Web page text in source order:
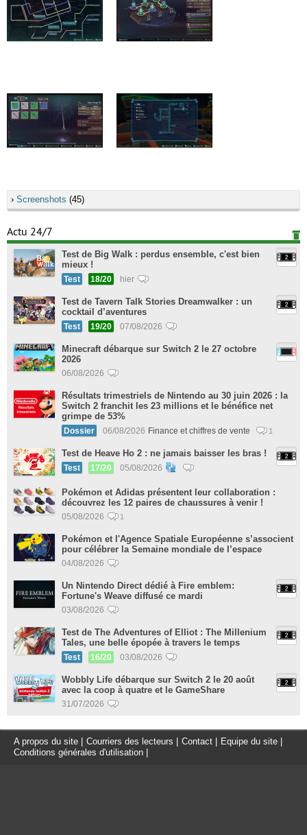
› Screenshots (45)
Actu 24/7
Test de Big Walk : perdus ensemble, c'est bien
mieux !
Test 18/20 hier
Test de Tavern Talk Stories Dreamwalker : un
cocktail d’aventures
Test 19/20 07/08/2026
Minecraft débarque sur Switch 2 le 27 octobre
2026
06/08/2026
Résultats trimestriels de Nintendo au 30 juin 2026 : la
Switch 2 franchit les 23 millions et le bénéfice net
grimpe de 53%
Dossier 06/08/2026 Finance et chiffres de vente 1
Test de Heave Ho 2 : ne jamais baisser les bras !
Test 17/20 05/08/2026
Pokémon et Adidas présentent leur collaboration :
découvrez les 12 paires de chaussures à venir !
05/08/2026 1
Pokémon et l'Agence Spatiale Européenne s’associent
pour célébrer la Semaine mondiale de l’espace
04/08/2026
Un Nintendo Direct dédié à Fire emblem:
Fortune's Weave diffusé ce mardi
03/08/2026
Test de The Adventures of Elliot : The Millenium
Tales, une belle épopée à travers le temps
Test 16/20 03/08/2026
Wobbly Life débarque sur Switch 2 le 20 août
avec la coop à quatre et le GameShare
31/07/2026
A propos du site Courriers des lecteurs Contact Equipe du site
Conditions générales d'utilisation